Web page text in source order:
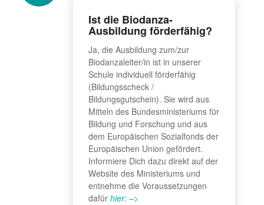
Ist die Biodanza-
Ausbildung förderfähig?
Ja, die Ausbildung zum/zur
Biodanzaleiter/in ist in unserer
Schule individuell förderfähig
(Bildungsscheck /
Bildungsgutschein). Sie wird aus
Mitteln des Bundesministeriums für
Bildung und Forschung und aus
dem Europäischen Sozialfonds der
Europäischen Union gefördert.
Informiere Dich dazu direkt auf der
Website des Ministeriums und
entnehme die Voraussetzungen
dafür hier: –>